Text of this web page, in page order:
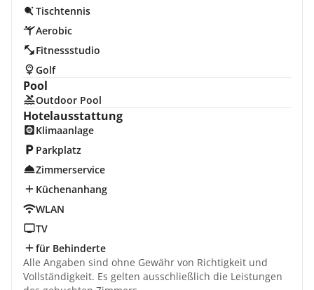
Tischtennis
Aerobic
Fitnessstudio
Golf
Pool
Outdoor Pool
Hotelausstattung
Klimaanlage
Parkplatz
Zimmerservice
Küchenanhang
WLAN
TV
für Behinderte
Alle Angaben sind ohne Gewähr von Richtigkeit und
Vollständigkeit. Es gelten ausschließlich die Leistungen